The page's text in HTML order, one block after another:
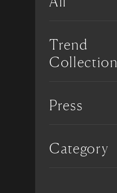
Trend
Collection
Press
Category